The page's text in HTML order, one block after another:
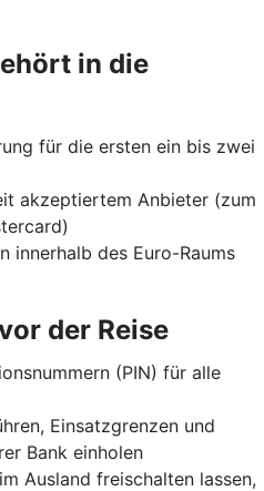
in die
für die ersten ein bis zwei
akzeptiertem Anbieter (zum
innerhalb des Euro-Raums
der Reise
(PIN) für alle
Einsatzgrenzen und
Bank einholen
Ausland freischalten lassen,